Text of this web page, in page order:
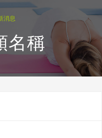
消息
名稱